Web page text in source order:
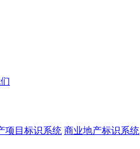
项目标识系统 商业地产标识系统